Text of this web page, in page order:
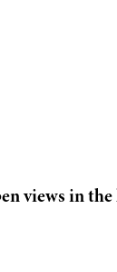
views in